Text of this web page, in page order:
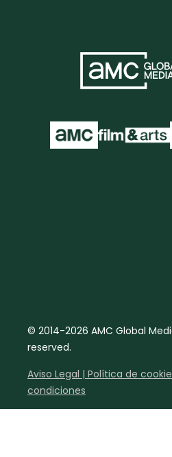
© 2014-2026 AMC Global
reserved.
Aviso Legal | Política de
condiciones